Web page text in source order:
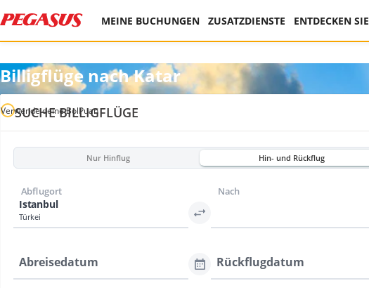
MEINE BUCHUNGEN ZUSATZDIENSTE ENTDECKEN SIE
Billigflüge nach Katar
SUCHE BILLIGFLÜGE
Verwende deine BolPuan
Nur Hinflug Hin- und Rückflug
Istanbul
Türkei
Abflugort Nach
Abreisedatum Rückflugdatum